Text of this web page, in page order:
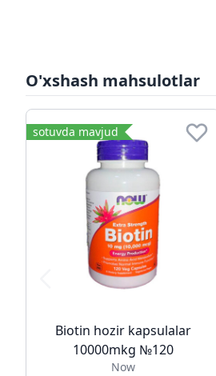
O'xshash mahsulotlar
sotuvda mavjud
Biotin hozir kapsulalar
10000mkg №120
Now